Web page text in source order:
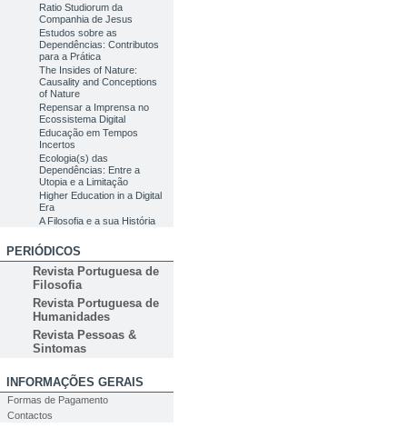
Ratio Studiorum da
Companhia de Jesus
Estudos sobre as
Dependências: Contributos
para a Prática
The Insides of Nature:
Causality and Conceptions
of Nature
Repensar a Imprensa no
Ecossistema Digital
Educação em Tempos
Incertos
Ecologia(s) das
Dependências: Entre a
Utopia e a Limitação
Higher Education in a Digital
Era
A Filosofia e a sua História
PERIÓDICOS
Revista Portuguesa de
Filosofia
Revista Portuguesa de
Humanidades
Revista Pessoas &
Sintomas
INFORMAÇÕES GERAIS
Formas de Pagamento
Contactos